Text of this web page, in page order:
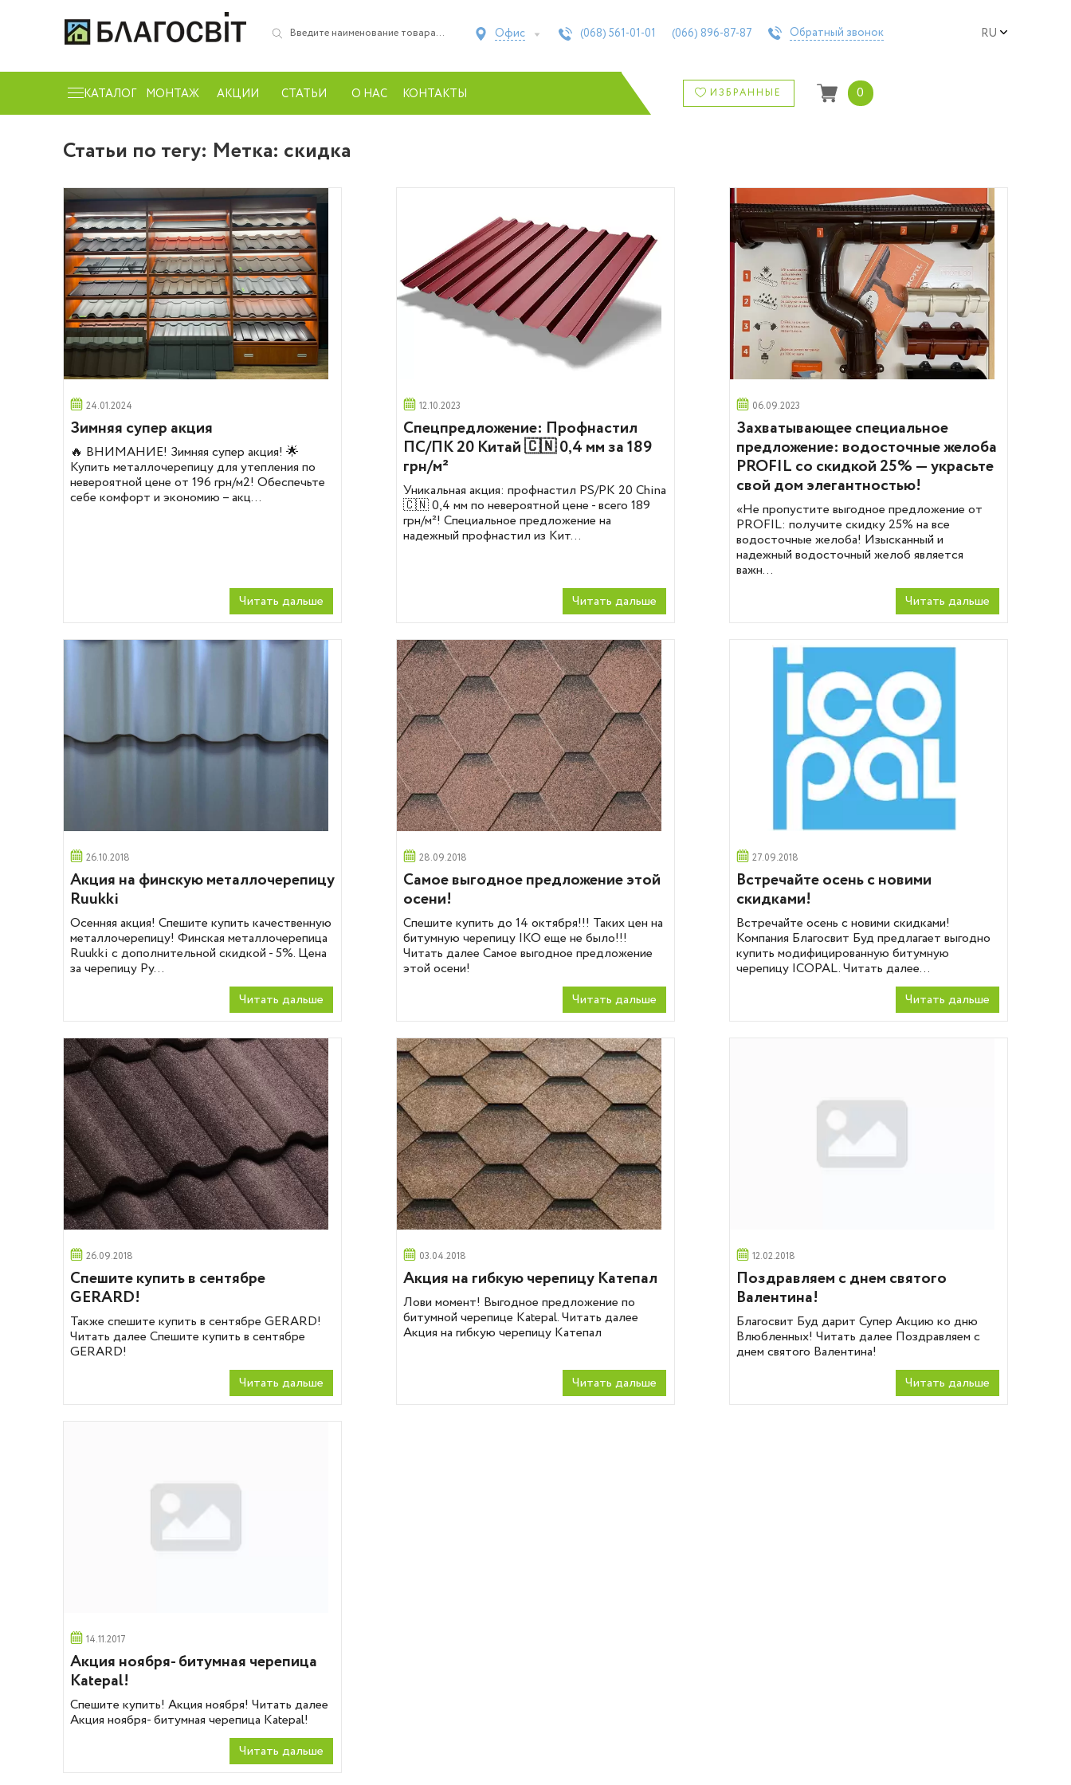
Офис (068) 561-01-01 (066) 896-87-87 Обратный звонок RU
КАТАЛОГ МОНТАЖ АКЦИИ СТАТЬИ О НАС КОНТАКТЫ ИЗБРАННЫЕ 0
Статьи по тегу: Метка: скидка
24.01.2024
Зимняя супер акция
🔥 ВНИМАНИЕ! Зимняя супер акция! 🌟
Купить металлочерепицу для утепления по
невероятной цене от 196 грн/м2! Обеспечьте
себе комфорт и экономию – акц...
Читать дальше
12.10.2023
Спецпредложение: Профнастил
ПС/ПК 20 Китай 🇨🇳 0,4 мм за 189
грн/м²
Уникальная акция: профнастил PS/PK 20 China
🇨🇳 0,4 мм по невероятной цене - всего 189
грн/м²! Специальное предложение на
надежный профнастил из Кит...
Читать дальше
06.09.2023
Захватывающее специальное
предложение: водосточные желоба
PROFIL со скидкой 25% — украсьте
свой дом элегантностью!
«Не пропустите выгодное предложение от
PROFIL: получите скидку 25% на все
водосточные желоба! Изысканный и
надежный водосточный желоб является
важн...
Читать дальше
26.10.2018
Акция на финскую металлочерепицу
Ruukki
Осенняя акция! Спешите купить качественную
металлочерепицу! Финская металлочерепица
Ruukki с дополнительной скидкой - 5%. Цена
за черепицу Ру...
Читать дальше
28.09.2018
Самое выгодное предложение этой
осени!
Спешите купить до 14 октября!!! Таких цен на
битумную черепицу IKO еще не было!!!
Читать далее Самое выгодное предложение
этой осени!
Читать дальше
27.09.2018
Встречайте осень с новими
скидками!
Встречайте осень с новими скидками!
Компания Благосвит Буд предлагает выгодно
купить модифицированную битумную
черепицу ICOPAL. Читать далее...
Читать дальше
26.09.2018
Cпешите купить в сентябре
GERARD!
Также спешите купить в сентябре GERARD!
Читать далее Cпешите купить в сентябре
GERARD!
Читать дальше
03.04.2018
Акция на гибкую черепицу Катепал
Лови момент! Выгодное предложение по
битумной черепице Katepal. Читать далее
Акция на гибкую черепицу Катепал
Читать дальше
12.02.2018
Поздравляем с днем святого
Валентина!
Благосвит Буд дарит Супер Акцию ко дню
Влюбленных! Читать далее Поздравляем с
днем святого Валентина!
Читать дальше
14.11.2017
Акция ноября- битумная черепица
Katepal!
Спешите купить! Акция ноября! Читать далее
Акция ноября- битумная черепица Katepal!
Читать дальше